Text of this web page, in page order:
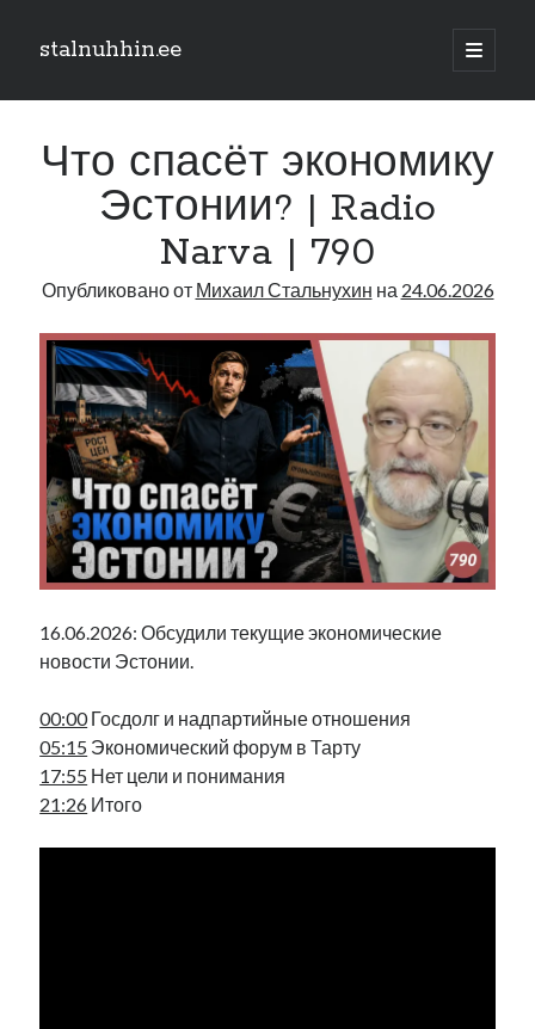
stalnuhhin.ee
отрыть
Боковая
панель
Поиск
В мире
Интервью
Книга
Личное
Нарва и северо-восток
Обзор прессы
Образование
Парламент и правительство
Фотографии
Экономика
Юмор
Метки
radio narva
ансиппиада безработица видео война
Что спасёт экономику
Эстонии? | Radio
Narva | 790
Опубликовано от Михаил Стальнухин на 24.06.2026
16.06.2026: Обсудили текущие экономические
новости Эстонии.
00:00Госдолг и надпартийные отношения
05:15 Экономический форум в Тарту
17:55 Нет цели и понимания
21:26 Итого